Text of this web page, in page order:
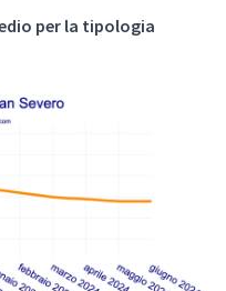
per la tipologia